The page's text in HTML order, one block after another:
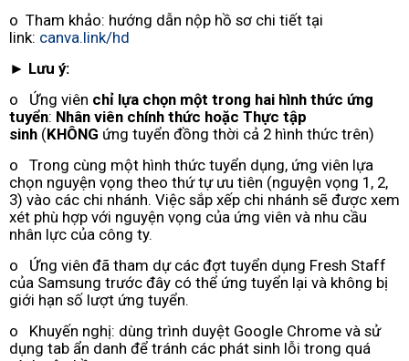
o Tham khảo: hướng dẫn nộp hồ sơ chi tiết tại
link: canva.link/hd
► Lưu ý:
o Ứng viên chỉ lựa chọn một trong hai hình thức ứng
tuyển: Nhân viên chính thức hoặc Thực tập
sinh (KHÔNG ứng tuyển đồng thời cả 2 hình thức trên)
o Trong cùng một hình thức tuyển dụng, ứng viên lựa
chọn nguyện vọng theo thứ tự ưu tiên (nguyện vọng 1, 2,
3) vào các chi nhánh. Việc sắp xếp chi nhánh sẽ được xem
xét phù hợp với nguyện vọng của ứng viên và nhu cầu
nhân lực của công ty.
o Ứng viên đã tham dự các đợt tuyển dụng Fresh Staff
của Samsung trước đây có thể ứng tuyển lại và không bị
giới hạn số lượt ứng tuyển.
o Khuyến nghị: dùng trình duyệt Google Chrome và sử
dụng tab ẩn danh để tránh các phát sinh lỗi trong quá